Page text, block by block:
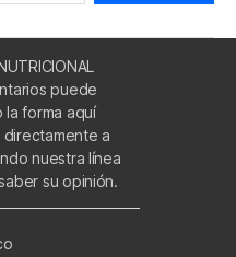
puede
la forma aquí
a
nuestra línea
su opinión.